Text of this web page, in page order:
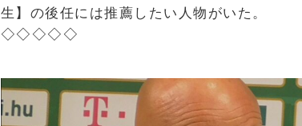
生】の後任には推薦したい人物がいた。
◇◇◇◇◇